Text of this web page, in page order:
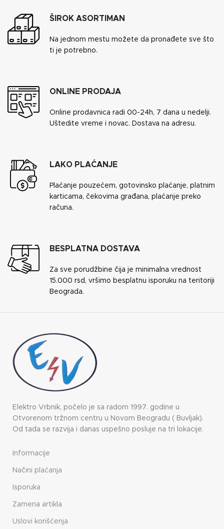
ŠIROK ASORTIMAN
Na jednom mestu možete da pronađete sve što
ti je potrebno.
ONLINE PRODAJA
Online prodavnica radi 00-24h, 7 dana u nedelji.
Uštedite vreme i novac. Dostava na adresu.
LAKO PLAĆANJE
Plaćanje pouzećem, gotovinsko plaćanje, platnim
karticama, čekovima građana, plaćanje preko
računa.
BESPLATNA DOSTAVA
Za sve porudžbine čija je minimalna vrednost
15.000 rsd, vršimo besplatnu isporuku na teritoriji
Beograda.
Elektro Vrbnik, počelo je sa radom 1997. godine u
Otvorenom tržnom centru u Novom Beogradu ( Buvljak).
Od tada se razvija i danas uspešno posluje na tri lokacije.
Informacije
Načini plaćanja
Isporuka
Zamena artikla
Uslovi korišćenja